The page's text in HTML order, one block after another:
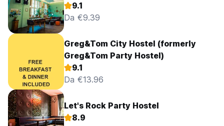
9.1
Da €9.39
Greg&Tom City Hostel (formerly
Greg&Tom Party Hostel)
9.1
Da €13.96
Let's Rock Party Hostel
8.9